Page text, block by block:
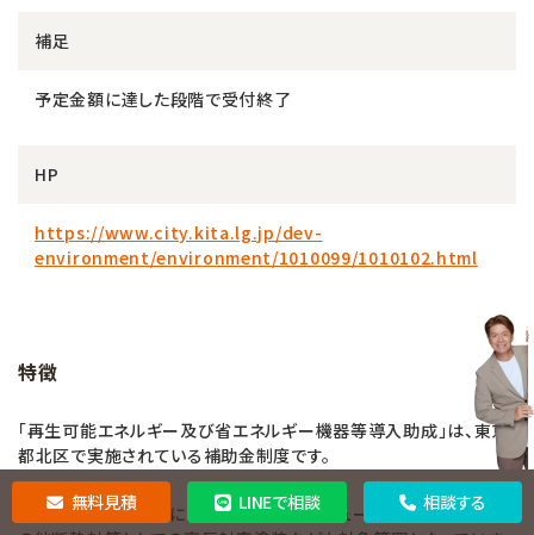
補足
予定金額に達した段階で受付終了
HP
https://www.city.kita.lg.jp/dev-
environment/environment/1010099/1010102.html
特徴
「再生可能エネルギー及び省エネルギー機器等導入助成」は、東京
都北区で実施されている補助金制度です。
太陽光発電システムに加え蓄電池やエコキュート、エネファーム、そ
無料見積 LINEで相談 相談する